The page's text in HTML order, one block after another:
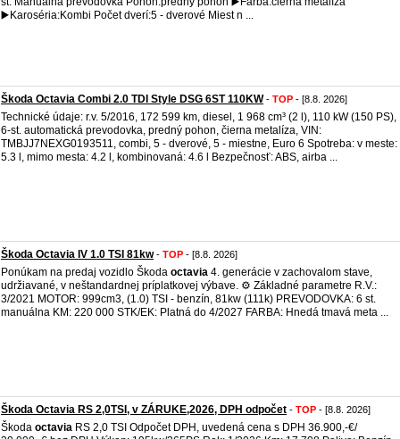
▶️Karoséria:Kombi Počet dverí:5 - dverové Miest n ...
Škoda Octavia Combi 2.0 TDI Style DSG 6ST 110KW- TOP - [8.8. 2026]
Technické údaje: r.v. 5/2016, 172 599 km, diesel, 1 968 cm³ (2 l), 110 kW (150 PS),
6-st. automatická prevodovka, predný pohon, čierna metalíza, VIN:
TMBJJ7NEXG0193511, combi, 5 - dverové, 5 - miestne, Euro 6 Spotreba: v meste:
5.3 l, mimo mesta: 4.2 l, kombinovaná: 4.6 l Bezpečnosť: ABS, airba ...
Škoda Octavia IV 1.0 TSI 81kw- TOP - [8.8. 2026]
Ponúkam na predaj vozidlo Škoda octavia 4. generácie v zachovalom stave,
udržiavané, v neštandardnej príplatkovej výbave. ⚙️ Základné parametre R.V.:
3/2021 MOTOR: 999cm3, (1.0) TSI - benzín, 81kw (111k) PREVODOVKA: 6 st.
manuálna KM: 220 000 STK/EK: Platná do 4/2027 FARBA: Hnedá tmavá meta ...
Škoda Octavia RS 2,0TSI, v ZÁRUKE,2026, DPH odpočet - TOP - [8.8. 2026]
Škoda octavia RS 2,0 TSI Odpočet DPH, uvedená cena s DPH 36.900,-€/